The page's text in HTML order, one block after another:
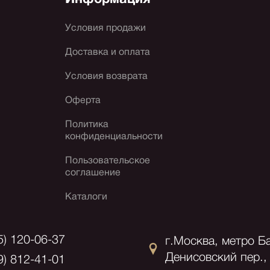
Условия продажи
Доставка и оплата
Условия возврата
Оферта
Политика
конфиденциальности
Пользовательское
соглашение
Каталоги
120-06-37
812-41-01
г.Москва, метро
Денисовский